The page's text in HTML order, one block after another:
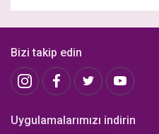
Bizi takip edin
Uygulamalarımızı indirin